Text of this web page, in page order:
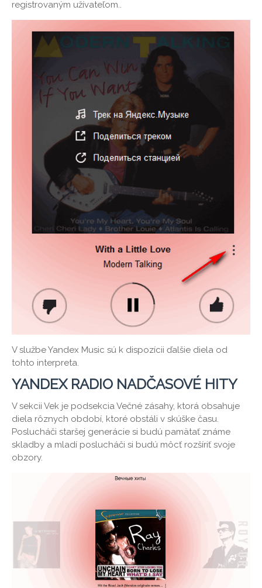
registrovaným užívateľom..
V službe Yandex Music sú k dispozícii ďalšie diela od
tohto interpreta.
YANDEX RADIO NADČASOVÉ HITY
V sekcii Vek je podsekcia Večné zásahy, ktorá obsahuje
diela rôznych období, ktoré obstáli v skúške času.
Poslucháči staršej generácie si budú pamätať známe
skladby a mladí poslucháči si budú môcť rozšíriť svoje
obzory.